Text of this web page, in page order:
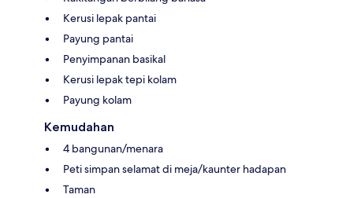
Kerusi lepak pantai
Payung pantai
Penyimpanan basikal
Kerusi lepak tepi kolam
Payung kolam
Kemudahan
4 bangunan/menara
Peti simpan selamat di meja/kaunter hadapan
Taman